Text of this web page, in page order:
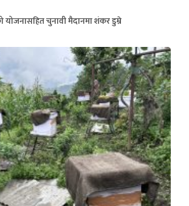
योजनासहित चुनावी मैदानमा शंकर डुम्रे